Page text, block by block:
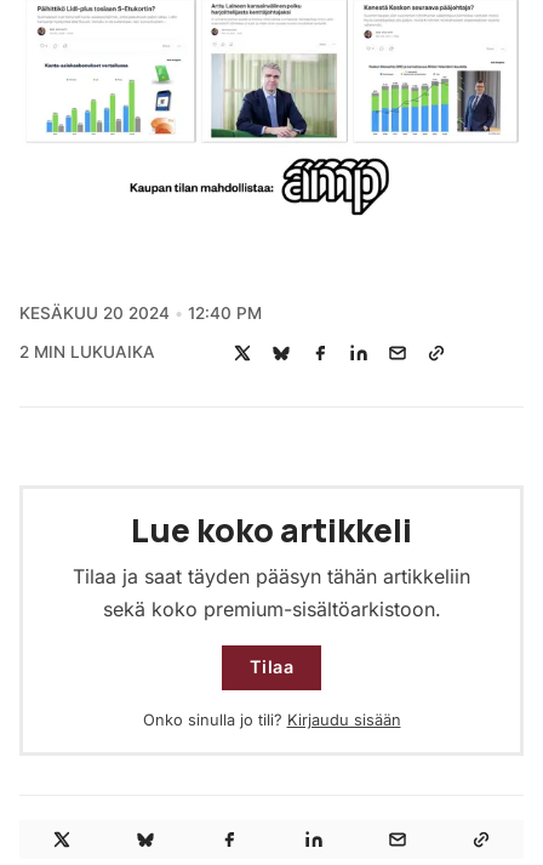
KESÄKUU 20 2024 12:40 PM
2 MIN LUKUAIKA
Lue koko artikkeli
Tilaa ja saat täyden pääsyn tähän artikkeliin
sekä koko premium-sisältöarkistoon.
Tilaa
Onko sinulla jo tili? Kirjaudu sisään